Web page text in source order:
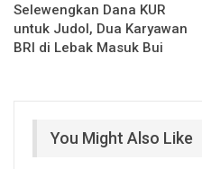
Selewengkan Dana KUR
untuk Judol, Dua Karyawan
BRI di Lebak Masuk Bui
You Might Also Like